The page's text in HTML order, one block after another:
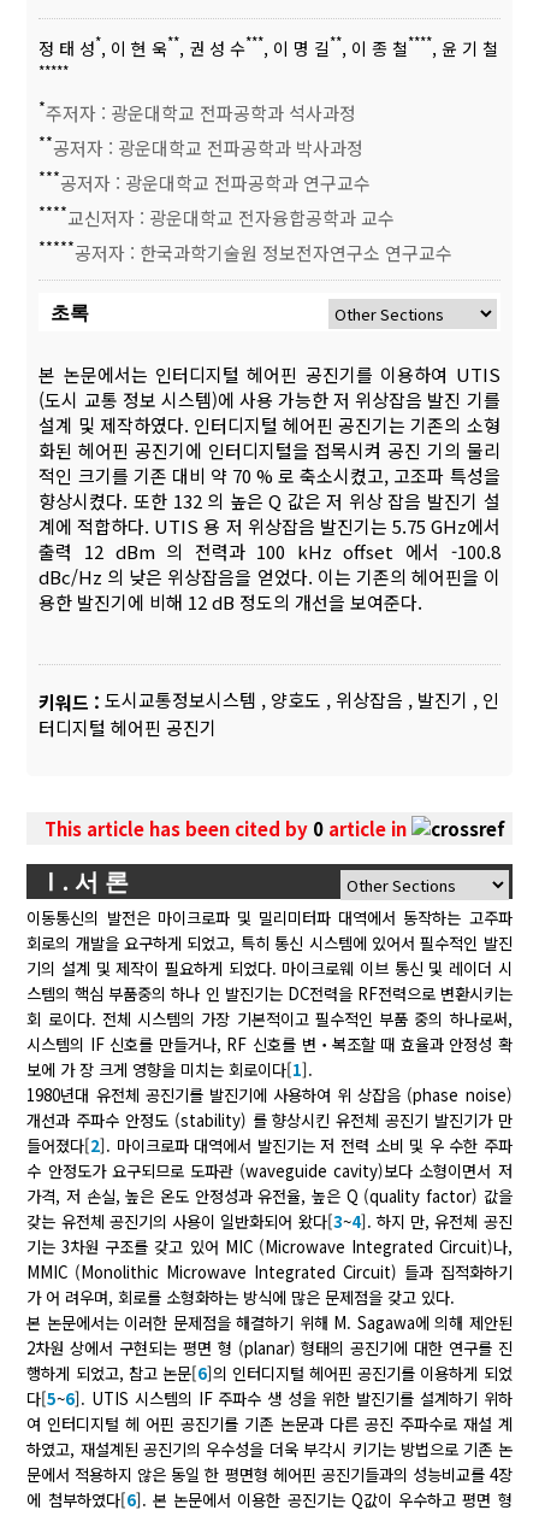
정 태 성*, 이 현 욱**, 권 성 수***, 이 명 길**, 이 종 철****, 윤 기 철
*****
*주저자 : 광운대학교 전파공학과 석사과정
**공저자 : 광운대학교 전파공학과 박사과정
***공저자 : 광운대학교 전파공학과 연구교수
****교신저자 : 광운대학교 전자융합공학과 교수
*****공저자 : 한국과학기술원 정보전자연구소 연구교수
초록
본 논문에서는 인터디지털 헤어핀 공진기를 이용하여 UTIS
(도시 교통 정보 시스템)에 사용 가능한 저 위상잡음 발진 기를
설계 및 제작하였다. 인터디지털 헤어핀 공진기는 기존의 소형
화된 헤어핀 공진기에 인터디지털을 접목시켜 공진 기의 물리
적인 크기를 기존 대비 약 70 % 로 축소시켰고, 고조파 특성을
향상시켰다. 또한 132 의 높은 Q 값은 저 위상 잡음 발진기 설
계에 적합하다. UTIS 용 저 위상잡음 발진기는 5.75 GHz에서
출력 12 dBm 의 전력과 100 kHz offset 에서 -100.8
dBc/Hz 의 낮은 위상잡음을 얻었다. 이는 기존의 헤어핀을 이
용한 발진기에 비해 12 dB 정도의 개선을 보여준다.
키워드 :도시교통정보시스템 , 양호도 , 위상잡음 , 발진기 , 인
터디지털 헤어핀 공진기
This article has been cited by 0 article in
Ⅰ. 서 론
이동통신의 발전은 마이크로파 및 밀리미터파 대역에서 동작하는 고주파
회로의 개발을 요구하게 되었고, 특히 통신 시스템에 있어서 필수적인 발진
기의 설계 및 제작이 필요하게 되었다. 마이크로웨 이브 통신 및 레이더 시
스템의 핵심 부품중의 하나 인 발진기는 DC전력을 RF전력으로 변환시키는
회 로이다. 전체 시스템의 가장 기본적이고 필수적인 부품 중의 하나로써,
시스템의 IF 신호를 만들거나, RF 신호를 변‧복조할 때 효율과 안정성 확
보에 가 장 크게 영향을 미치는 회로이다[1].
1980년대 유전체 공진기를 발진기에 사용하여 위 상잡음 (phase noise)
개선과 주파수 안정도 (stability) 를 향상시킨 유전체 공진기 발진기가 만
들어졌다[2]. 마이크로파 대역에서 발진기는 저 전력 소비 및 우 수한 주파
수 안정도가 요구되므로 도파관 (waveguide cavity)보다 소형이면서 저
가격, 저 손실, 높은 온도 안정성과 유전율, 높은 Q (quality factor) 값을
갖는 유전체 공진기의 사용이 일반화되어 왔다[3~4]. 하지 만, 유전체 공진
기는 3차원 구조를 갖고 있어 MIC (Microwave Integrated Circuit)나,
MMIC (Monolithic Microwave Integrated Circuit) 들과 집적화하기
가 어 려우며, 회로를 소형화하는 방식에 많은 문제점을 갖고 있다.
본 논문에서는 이러한 문제점을 해결하기 위해 M. Sagawa에 의해 제안된
2차원 상에서 구현되는 평면 형 (planar) 형태의 공진기에 대한 연구를 진
행하게 되었고, 참고 논문[6]의 인터디지털 헤어핀 공진기를 이용하게 되었
다[5~6]. UTIS 시스템의 IF 주파수 생 성을 위한 발진기를 설계하기 위하
여 인터디지털 헤 어핀 공진기를 기존 논문과 다른 공진 주파수로 재설 계
하였고, 재설계된 공진기의 우수성을 더욱 부각시 키기는 방법으로 기존 논
문에서 적용하지 않은 동일 한 평면형 헤어핀 공진기들과의 성능비교를 4장
에 첨부하였다[6]. 본 논문에서 이용한 공진기는 Q값이 우수하고 평면 형